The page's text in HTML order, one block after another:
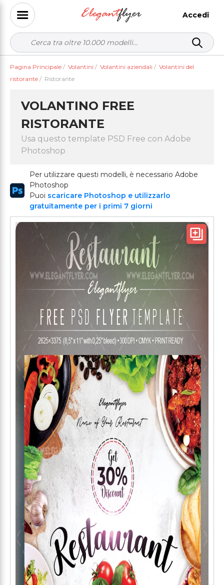
Accedi
Pagina Principale / Volantini / Volantini aziendali / Volantini del
ristorante / Ristorante
VOLANTINO FREE
RISTORANTE
Usa questo template PSD Free con Adobe
Photoshop
Per utilizzare questi modelli, è necessario Adobe
Photoshop
Puoi scaricare Photoshop e utilizzarlo
gratuitamente per i primi 7 giorni